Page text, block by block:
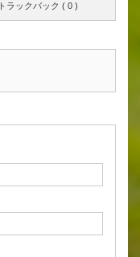
トラックバック ( 0 )